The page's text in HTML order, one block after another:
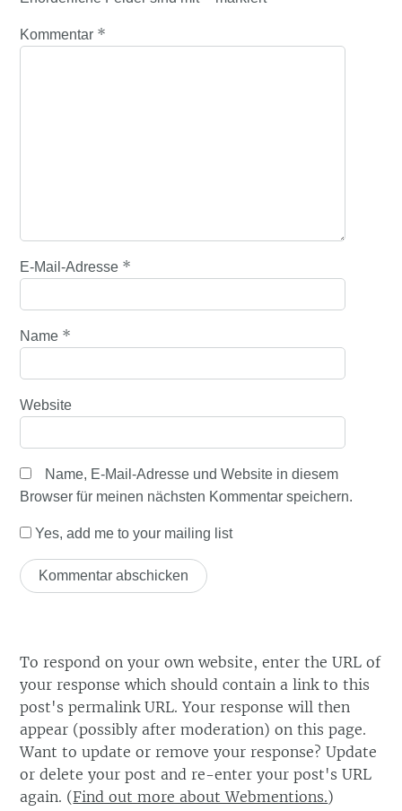
Kommentar *
E-Mail-Adresse *
Name *
Website
Name, E-Mail-Adresse und Website in diesem
Browser für meinen nächsten Kommentar speichern.
Yes, add me to your mailing list
To respond on your own website, enter the URL of
your response which should contain a link to this
post's permalink URL. Your response will then
appear (possibly after moderation) on this page.
Want to update or remove your response? Update
or delete your post and re-enter your post's URL
again. (Find out more about Webmentions.)